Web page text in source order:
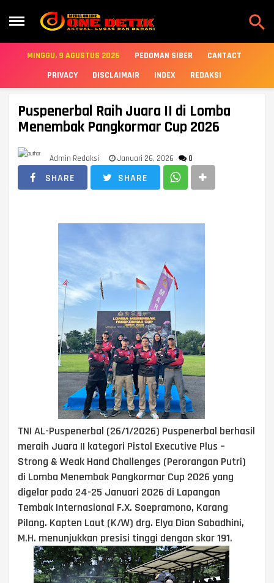

MINGGU, 9 AGUSTUS 2026 PEDOMAN SIBER
CANTACT
PRIVACY
DISCLAIMAIR INDEX REDAKSI
Puspenerbal Raih Juara II di Lomba
Menembak Pangkormar Cup 2026
Admin Redaksi Januari 26, 2026 0
SHARE SHARE
TNI AL-Puspenerbal (26/1/2026) Puspenerbal berhasil
meraih Juara II kategori Pistol Executive Plus –
Strong & Weak Hand Challenges (Perorangan Putri)
di Lomba Menembak Pangkormar Cup 2026 yang
digelar pada 24-25 Januari 2026 di Lapangan
Tembak Internasional F.X. Soepramono, Karang
Pilang. Kapten Laut (K/W) drg. Elya Dian Sabadhini,
M.H. menunjukkan presisi tinggi dengan skor 191.